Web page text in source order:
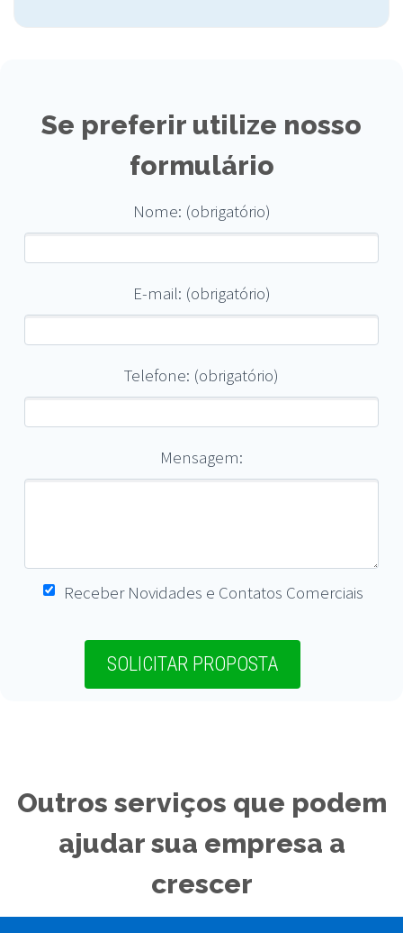
Se preferir utilize nosso
formulário
Nome: (obrigatório)
E-mail: (obrigatório)
Telefone: (obrigatório)
Mensagem:
Receber Novidades e Contatos Comerciais
Outros serviços que podem
ajudar sua empresa a
crescer